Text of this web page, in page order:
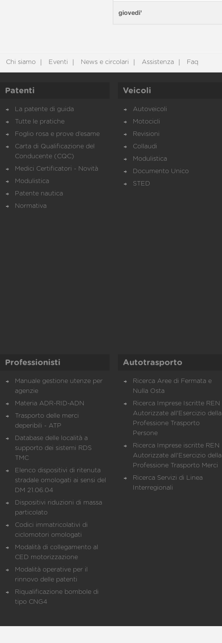
giovedi'
Chi siamo Eventi News e circolari Assistenza Faq
Patenti
La patente di guida
Tutte le pratiche
Foglio rosa e prove d’esame
Carta di Qualificazione del
Conducente (CQC)
Medici Certificatori - Novità
Modulistica
Patente nautica
Normativa
Veicoli
Autoveicoli
Motocicli
Revisioni
Collaudi
Modulistica
Documento Unico
STED
Professionisti
Manuale gestione utenze per
agenzie
Materia ADR-RID-ADN
Trasporto delle merci
deperibili - ATP
Database delle località a
supporto dei sistemi RDS
TMC
Elenco dispositivi di ritenuta
stradale omologati ai sensi del
DM 21.06.04
Dispositivi riduzioni di massa
particolato
Codici immatricolativi di
ciclomotori omologati
Modalità di collegamento al
CED motorizzazione
Modalità operative per il
rinnovo delle patenti
Riqualificazione bombole di
tipo CNG4
Autotrasporto
Ricerca Aree di Fermata e
Nulla Osta
Ricerca Imprese Iscritte REN
Autorizzate all'Esercizio della
Professione Trasporto
Persone
Ricerca Imprese iscritte REN
Autorizzate all'Esercizio della
Professione Trasporto Merci
Ricerca Servizi di Linea
Interregionali